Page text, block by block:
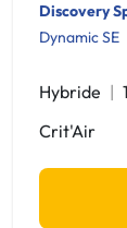
Discovery
Dynamic SE
Hybride
Crit'Air